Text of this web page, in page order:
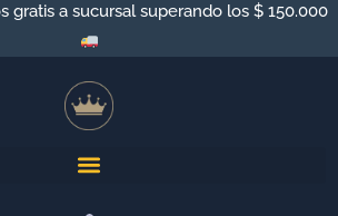
gratis a sucursal superando los $ 150.000